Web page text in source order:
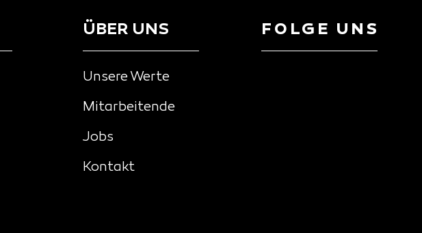
ÜBER UNS
Unsere Werte
Mitarbeitende
Jobs
Kontakt
FOLGE UNS